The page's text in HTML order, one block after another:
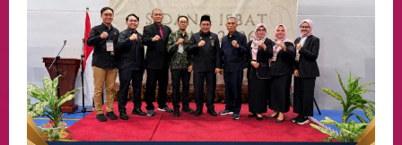
5
Politik
Presiden Prabowo dan PM Thailand
Sepakat Perkuat Stabilitas ketahan
ASEAN Melalui Penguatan Kerjasama
Kedua Negara.
04/08/2026